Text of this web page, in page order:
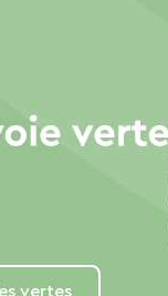
vertes